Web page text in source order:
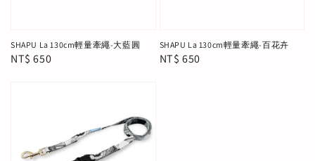
SHAPU La 130cm輕量牽繩-大藍圓
Regular
NT$ 650
SHAPU La 130cm輕量牽繩-百花卉
Regular
NT$ 650